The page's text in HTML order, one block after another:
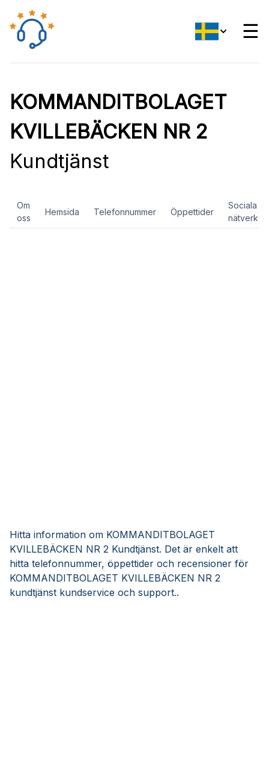
☰
KOMMANDITBOLAGET
KVILLEBÄCKEN NR 2
Kundtjänst
Om
oss
Hemsida Telefonnummer Öppettider
Sociala
nätverk
Hitta information om KOMMANDITBOLAGET
KVILLEBÄCKEN NR 2 Kundtjänst. Det är enkelt att
hitta telefonnummer, öppettider och recensioner för
KOMMANDITBOLAGET KVILLEBÄCKEN NR 2
kundtjänst kundservice och support..